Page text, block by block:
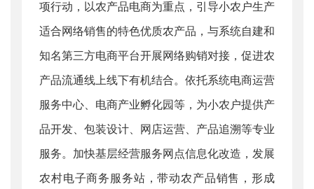
项行动，以农产品电商为重点，引导小农户生产
适合网络销售的特色优质农产品，与系统自建和
知名第三方电商平台开展网络购销对接，促进农
产品流通线上线下有机结合。依托系统电商运营
服务中心、电商产业孵化园等，为小农户提供产
品开发、包装设计、网店运营、产品追溯等专业
服务。加快基层经营服务网点信息化改造，发展
农村电子商务服务站，带动农产品销售，形成